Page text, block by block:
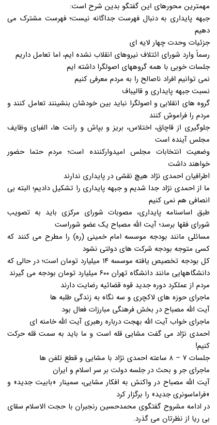
مهمترین محورهای این گفتگو بدین شرح است:
جبهه پایداری به دنبال فهرست جداگانه نیست؛ فهرست مشترک می
دهیم
جزئیات وحدت چهار لایه ای
رسماً وارد شورای ائتلاف نیروهای انقلاب نشده ایم، اما تعامل داریم
جلسات خوبی با همه گروههای اصولگرا داشته ایم
نمی توانیم افراد ناصالح را به مردم معرفی کنیم
نسبت جبهه پایداری و قالیباف
گروه های انقلابی و اصولگرا نباید بین خودشان بنشینند تعامل کنند و
مردم را فراموش کنند
جلوگیری از قاچاق، اختلاس، بریز و بپاش و رانت ها، الفبای وظایف
مجلس آینده است
وضعیت انتخابات مجلس امیدوارکننده است؛ مردم حتما حضور
خواهند داشت
اطرافیان احمدی نژاد هیچ نقشی در پایداری ندارند
ما از احمدی نژاد جدا شدیم و جبهه پایداری را تشکیل دادیم؛ البته بی
انصافی هم نمی کنیم
طبق اساسنامه پایداری، مصوبات شورای مرکزی باید به تصویب
شورای فقها برسد؛ آیت الله مصباح یک عضو شوراست
مسائلی مانند بودجه موسسه امام خمینی (ره) را مطرح می کنند که
کسی متوجه بودجه شرکت های دولتی نشود
کل بودجه تخصیص یافته موسسه ۱۴ میلیارد تومان است؛ در حالی که
دانشگاههایی مانند دانشگاه تهران ۶۰۰ میلیارد تومان بودجه می گیرند
مردم از عملکرد دوره جدید قوه قضائیه رضایت دارند
ماجرای حوزه های لاکچری و سه نگاه به زندگی طلبه ها
آیت الله مصباح در بخش فرهنگی مبارزات فعال بود
ماجرای خواب آیت الله بهجت درباره رهبری آیت الله خامنه ای
احمدی نژاد می گفت مشایی قله است و ما باید به سمت قله حرکت
کنیم!
جلسات ۷ – ۸ ساعته احمدی نژاد با مشایی و قطع تلفن ها
ماجرای جر و بحث در جلسه دولت بر سر اسلام و ایران
آیت الله مصباح در واکنش به افکار مشایی، سمینار «بابیت جدید» و
«فراماسونری جدید» را برگزار کرد
در ادامه مشروح گفتگوی محمدحسین رنجبران با حجت الاسلام سقای
بی ریا از نظرتان می گذرد.